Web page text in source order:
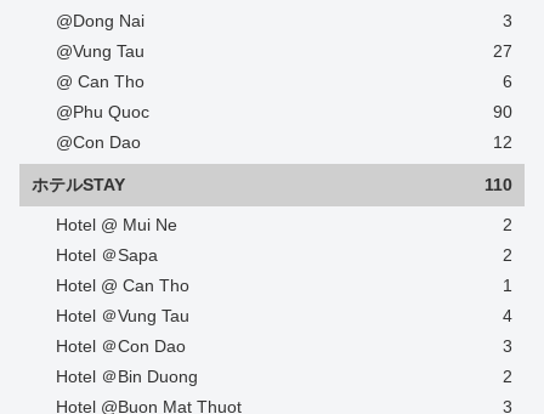
@Dong Nai
3
@Vung Tau
27
@ Can Tho
6
@Phu Quoc
90
@Con Dao
12
ホテルSTAY 110
Hotel @ Mui Ne
2
Hotel ＠Sapa
2
Hotel @ Can Tho
1
Hotel ＠Vung Tau
4
Hotel ＠Con Dao
3
Hotel ＠Bin Duong
2
Hotel @Buon Mat Thuot
3